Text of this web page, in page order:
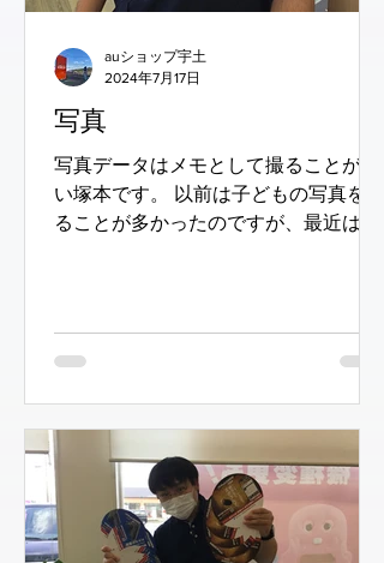
写真
写真データはメモとして撮ることが多
い塚本です。 以前は子どもの写真を撮
ることが多かったのですが、最近はメ
くれるＡＩ機能があります。スタッフ
で遊んでみました(笑)...
auショップ宇土
2024年7月17日